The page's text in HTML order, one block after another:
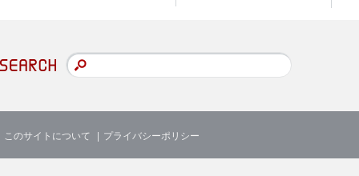
このサイトについて プライバシーポリシー